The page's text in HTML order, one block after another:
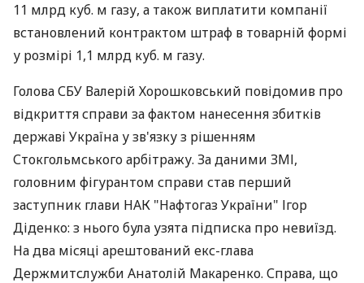
11 млрд куб. м газу, а також виплатити компанії
встановлений контрактом штраф в товарній формі
у розмірі 1,1 млрд куб. м газу.
Голова СБУ Валерій Хорошковський повідомив про
відкриття справи за фактом нанесення збитків
державі Україна у зв'язку з рішенням
Стокгольмського арбітражу. За даними ЗМІ,
головним фігурантом справи став перший
заступник глави НАК "Нафтогаз України" Ігор
Діденко: з нього була узята підписка про невиїзд.
На два місяці арештований екс-глава
Держмитслужби Анатолій Макаренко. Справа, що